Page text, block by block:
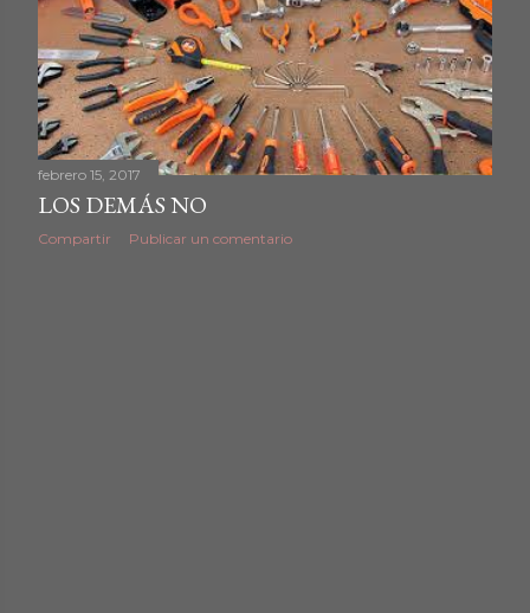
r
a
d
a
s
febrero 15, 2017
LOS DEMÁS NO
Compartir Publicar un comentario